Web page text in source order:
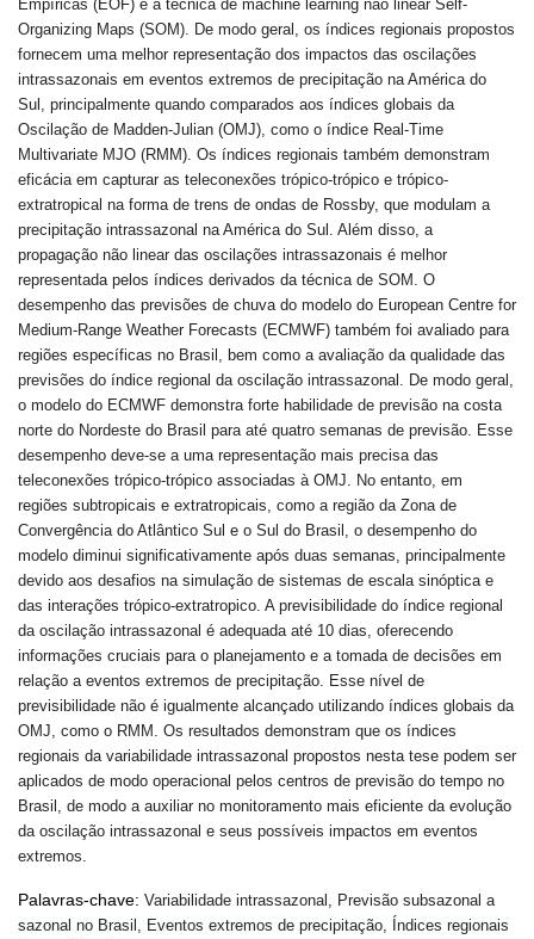
Empíricas (EOF) e a técnica de machine learning não linear Self-
Organizing Maps (SOM). De modo geral, os índices regionais propostos
fornecem uma melhor representação dos impactos das oscilações
intrassazonais em eventos extremos de precipitação na América do
Sul, principalmente quando comparados aos índices globais da
Oscilação de Madden-Julian (OMJ), como o índice Real-Time
Multivariate MJO (RMM). Os índices regionais também demonstram
eficácia em capturar as teleconexões trópico-trópico e trópico-
extratropical na forma de trens de ondas de Rossby, que modulam a
precipitação intrassazonal na América do Sul. Além disso, a
propagação não linear das oscilações intrassazonais é melhor
representada pelos índices derivados da técnica de SOM. O
desempenho das previsões de chuva do modelo do European Centre for
Medium-Range Weather Forecasts (ECMWF) também foi avaliado para
regiões específicas no Brasil, bem como a avaliação da qualidade das
previsões do índice regional da oscilação intrassazonal. De modo geral,
o modelo do ECMWF demonstra forte habilidade de previsão na costa
norte do Nordeste do Brasil para até quatro semanas de previsão. Esse
desempenho deve-se a uma representação mais precisa das
teleconexões trópico-trópico associadas à OMJ. No entanto, em
regiões subtropicais e extratropicais, como a região da Zona de
Convergência do Atlântico Sul e o Sul do Brasil, o desempenho do
modelo diminui significativamente após duas semanas, principalmente
devido aos desafios na simulação de sistemas de escala sinóptica e
das interações trópico-extratropico. A previsibilidade do índice regional
da oscilação intrassazonal é adequada até 10 dias, oferecendo
informações cruciais para o planejamento e a tomada de decisões em
relação a eventos extremos de precipitação. Esse nível de
previsibilidade não é igualmente alcançado utilizando índices globais da
OMJ, como o RMM. Os resultados demonstram que os índices
regionais da variabilidade intrassazonal propostos nesta tese podem ser
aplicados de modo operacional pelos centros de previsão do tempo no
Brasil, de modo a auxiliar no monitoramento mais eficiente da evolução
da oscilação intrassazonal e seus possíveis impactos em eventos
extremos.
Palavras-chave: Variabilidade intrassazonal, Previsão subsazonal a
sazonal no Brasil, Eventos extremos de precipitação, Índices regionais